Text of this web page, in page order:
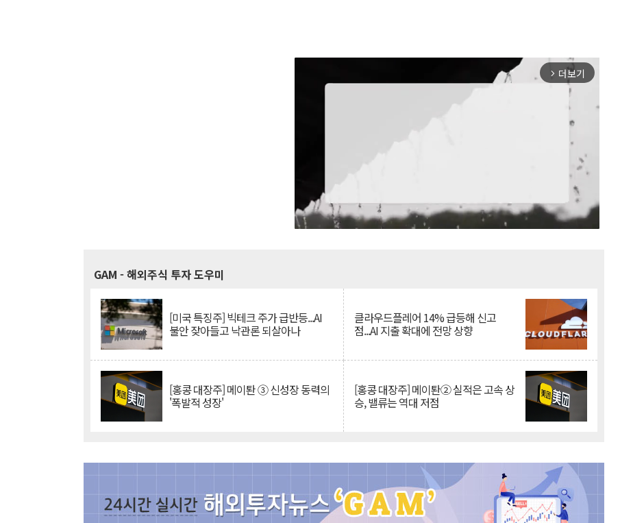
arrow_forward_ios 더보기
GAM - 해외주식 투자 도우미
[미국 특징주] 빅테크 주가 급반등...AI
불안 잦아들고 낙관론 되살아나
클라우드플레어 14% 급등해 신고
점...AI 지출 확대에 전망 상향
[홍콩 대장주] 메이퇀 ③ 신성장 동력의
'폭발적 성장'
[홍콩 대장주] 메이퇀② 실적은 고속 상
승, 밸류는 역대 저점